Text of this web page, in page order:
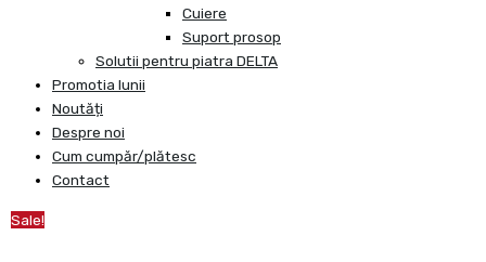
Cuiere
Suport prosop
Solutii pentru piatra DELTA
Promotia lunii
Noutăți
Despre noi
Cum cumpăr/plătesc
Contact
Sale!